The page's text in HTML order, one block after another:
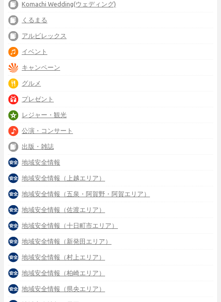
Komachi Wedding(ウェディング)
くるまる
アルビレックス
イベント
キャンペーン
グルメ
プレゼント
レジャー・観光
公演・コンサート
出版・雑誌
地域安全情報
地域安全情報（上越エリア）
地域安全情報（五泉・阿賀野・阿賀エリア）
地域安全情報（佐渡エリア）
地域安全情報（十日町市エリア）
地域安全情報（新発田エリア）
地域安全情報（村上エリア）
地域安全情報（柏崎エリア）
地域安全情報（県央エリア）